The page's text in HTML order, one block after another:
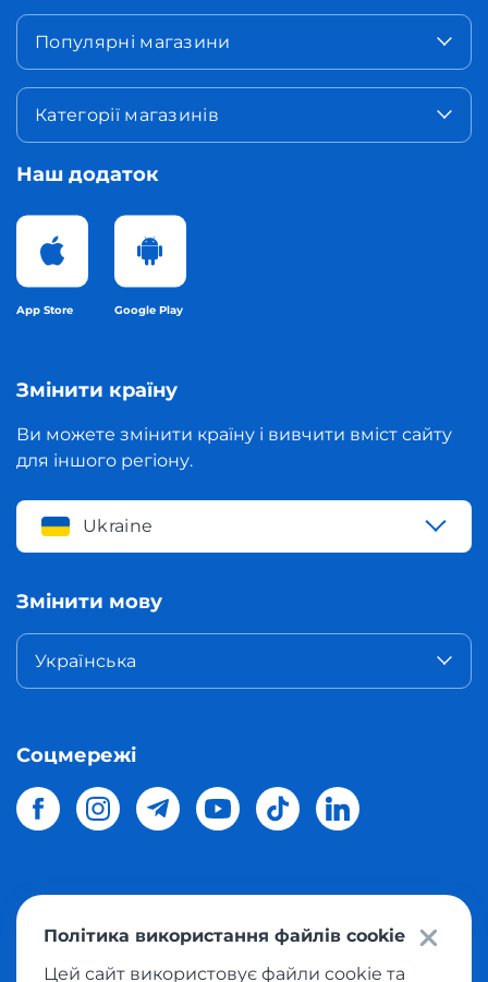
Популярні магазини
Категорії магазинів
Наш додаток
App Store Google Play
Змінити країну
Ви можете змінити країну і вивчити вміст сайту
для іншого регіону.
Ukraine
Змінити мову
Українська
Соцмережі
магазинів світу в Україну.Всі права захищені
Політика використання файлів cookie
Цей сайт використовує файли cookie та